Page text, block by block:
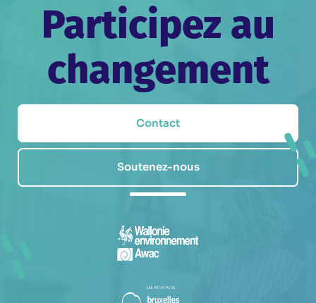
Participez au
changement
Contact
Soutenez-nous